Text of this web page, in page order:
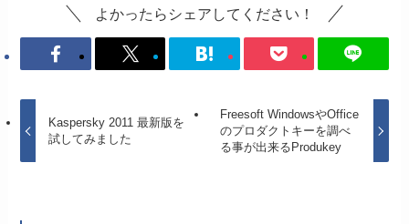
よかったらシェアしてください！
Kaspersky 2011 最新版を
試してみました
Freesoft WindowsやOffice
のプロダクトキーを調べ
る事が出来るProdukey